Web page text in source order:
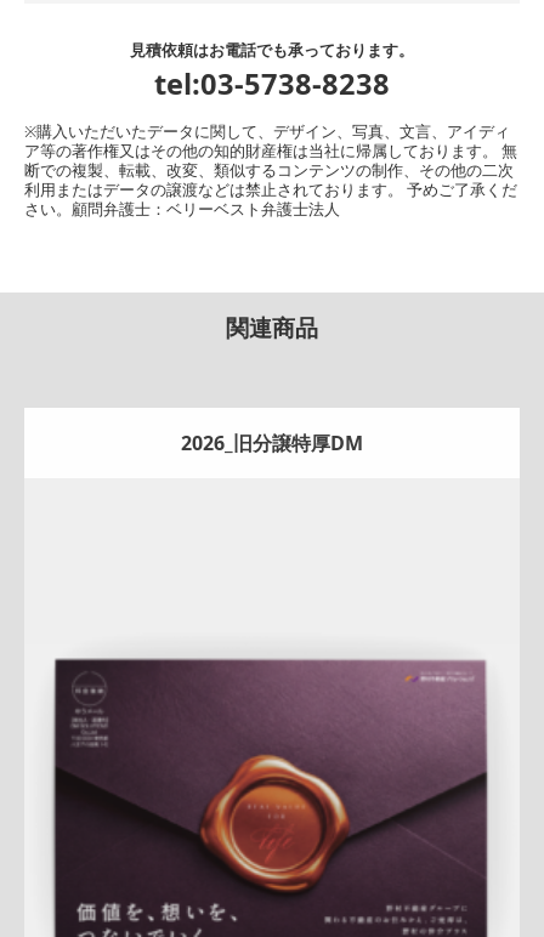
見積依頼はお電話でも承っております。
tel:03-5738-8238
※購入いただいたデータに関して、デザイン、写真、文言、アイディ
ア等の著作権又はその他の知的財産権は当社に帰属しております。 無
断での複製、転載、改変、類似するコンテンツの制作、その他の二次
利用またはデータの譲渡などは禁止されております。 予めご了承くだ
さい。顧問弁護士：ベリーベスト弁護士法人
関連商品
2026_旧分譲特厚DM
A4ペラ マンション土地戸建
サービス紹
新作査定 プレミアム大宮センター桜新町センター
詳しく見る